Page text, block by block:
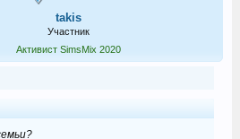
takis
Участник
Активист SimsMix 2020